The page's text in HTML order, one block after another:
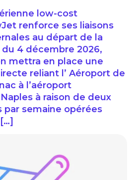
low-cost
renforce ses liaisons
au départ de la
du 4 décembre 2026,
mettra en place une
reliant l’ Aéroport de
à l’aéroport
à raison de deux
par semaine opérées